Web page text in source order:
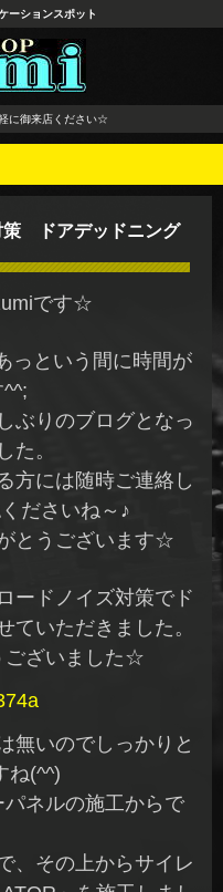
タイヤ ホ
グ カーオ
シート
ーションスポット
に御来店ください☆
ドアデッドニング
です☆
っという間に時間が
ぶりのブログとなっ
た。
方には随時ご連絡し
ださいね～♪
とうございます☆
ードノイズ対策でド
ていただきました。
ございました☆
無いのでしっかりと
ね(^^)
ネルの施工からで
、その上からサイレ